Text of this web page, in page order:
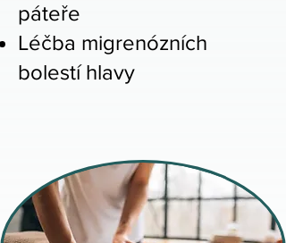
páteře
Léčba migrenózních
bolestí hlavy